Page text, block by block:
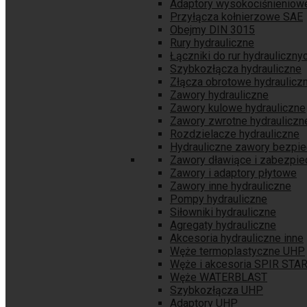
Adaptory
Przyłącza kołnierzowe SAE
Obejmy DIN 3015
Rury hydrauliczne
Łączniki do rur
Szybkozłącza hydrauliczne
Złącza obrotowe
Zawory hydrauliczne
Zawory kulowe hydrauliczne
Zawory zwrotne
Rozdzielacze hydrauliczne
Hydrauliczne zawory
Zawory dławiące i
Zawory i adaptory płytowe
Zawory inne hydrauliczne
Pompy hydrauliczne
Siłowniki hydrauliczne
Agregaty hydrauliczne
Akcesoria hydrauliczne inne
Węże termoplastyczne UHP
Węże i akcesoria SPIR STAR
Węże WATERBLAST
Szybkozłącza UHP
Adaptory UHP